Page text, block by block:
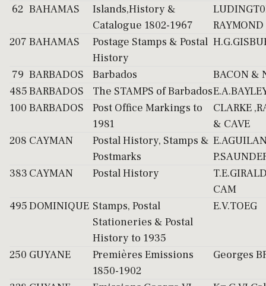
62 BAHAMAS
Islands,History &
Catalogue 1802-1967
RAYMOND
207 BAHAMAS
Postage Stamps & Postal
History
79 BARBADOS Barbados
BACON &
485BARBADOS The STAMPS of Barbados
100 BARBADOS
Post Office Markings to
1981
CLARKE
& CAVE
208 CAYMAN
Postal History, Stamps &
Postmarks
383 CAYMAN Postal History
CAM
495DOMINIQUE Stamps, Postal
Stationeries & Postal
History to 1935
E.V.TOEG
250 GUYANE
Premières Emissions
1850-1902
Georges